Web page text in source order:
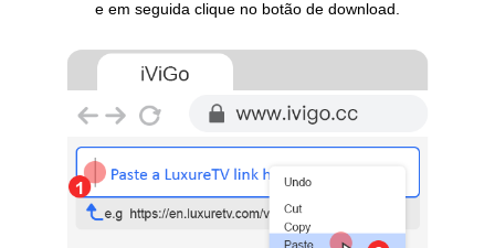
e em seguida clique no botão de download.